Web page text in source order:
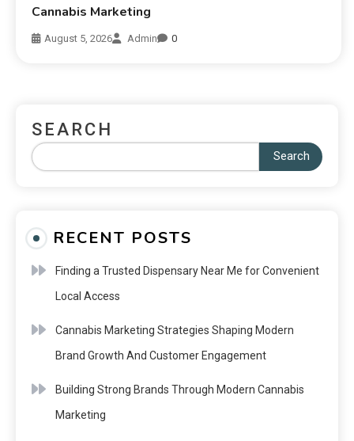
Cannabis Marketing
August 5, 2026 Admin 0
SEARCH
Search
RECENT POSTS
Finding a Trusted Dispensary Near Me for Convenient
Local Access
Cannabis Marketing Strategies Shaping Modern
Brand Growth And Customer Engagement
Building Strong Brands Through Modern Cannabis
Marketing